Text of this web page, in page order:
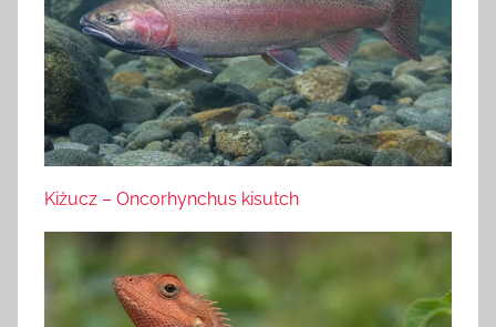
Kiżucz – Oncorhynchus kisutch